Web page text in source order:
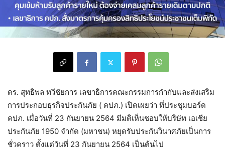
ดร. สุทธิพล ทวีชัยการ เลขาธิการคณะกรรมการกำกับและส่งเสริม
การประกอบธุรกิจประกันภัย ( คปภ.) เปิดเผยว่า ที่ประชุมบอร์ด
คปภ. เมื่อวันที่ 23 กันยายน 2564 มีมติเห็นชอบให้บริษัท เอเชีย
ประกันภัย 1950 จำกัด (มหาชน) หยุดรับประกันวินาศภัยเป็นการ
ชั่วคราว ตั้งแต่วันที่ 23 กันยายน 2564 เป็นต้นไป